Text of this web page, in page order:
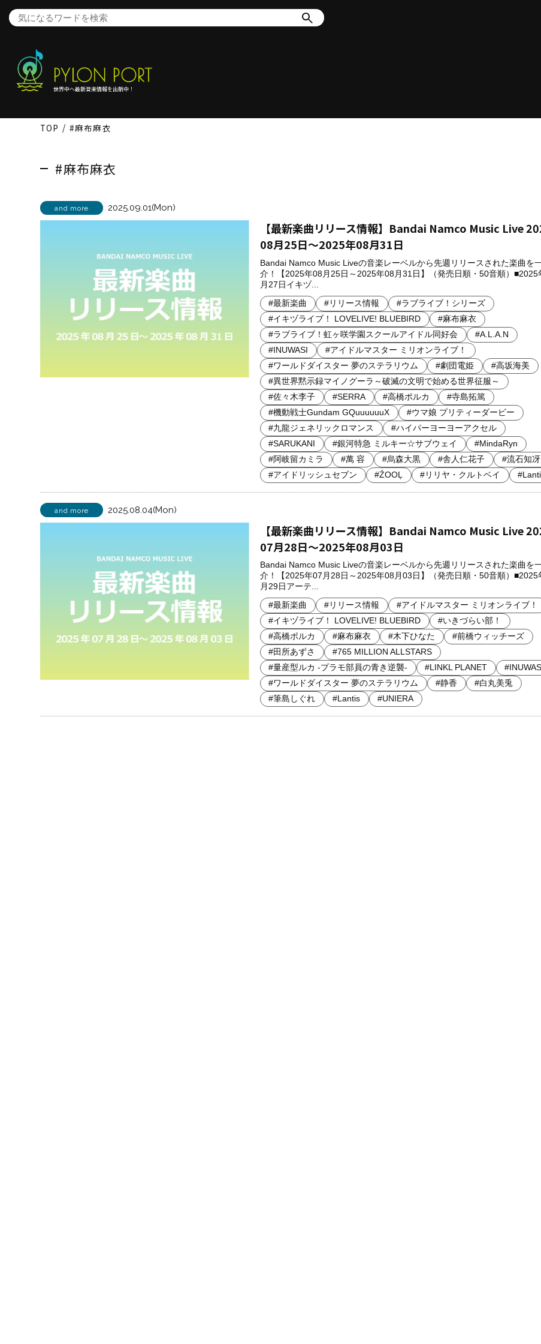
世界中へ最新音楽情報を出航中！
TOP #麻布麻衣
#麻布麻衣
and more 2025.09.01(Mon)
【最新楽曲リリース情報】Bandai Namco Music Live
08月25日～2025年08月31日
Bandai Namco Music Liveの音楽レーベルから先週リリースされた楽曲を
介！【2025年08月25日～2025年08月31日】（発売日順・50音順）■2025
月27日イキヅ...
#最新楽曲 #リリース情報
#ラブライブ！シリーズ
#イキヅライブ！ LOVELIVE! BLUEBIRD
#麻布麻衣
#ラブライブ！虹ヶ咲学園スクールアイドル同好会
#A.L.A.N
#INUWASI
#アイドルマスター ミリオンライブ！
#ワールドダイスター 夢のステラリウム
#劇団電姫
#高坂海美
#異世界黙示録マイノグーラ～破滅の文明で始める世界征服～
#佐々木李子
#SERRA #高橋ポルカ
#寺島拓篤
#機動戦士Gundam GQuuuuuuX
#ウマ娘 プリティーダービー
#九龍ジェネリックロマンス
#ハイパーヨーヨーアクセル
#SARUKANI
#銀河特急 ミルキー☆サブウェイ
#MindaRyn
#阿岐留カミラ
#萬 容 #烏森大黒 #舎人仁花子
#流石知冴
#アイドリッシュセブン
#ŹOOĻ #リリヤ・クルトベイ
and more 2025.08.04(Mon)
【最新楽曲リリース情報】Bandai Namco Music Live
07月28日～2025年08月03日
Bandai Namco Music Liveの音楽レーベルから先週リリースされた楽曲を
介！【2025年07月28日～2025年08月03日】（発売日順・50音順）■2025
月29日アーテ...
#最新楽曲 #リリース情報
#アイドルマスター ミリオンライブ！
#イキヅライブ！ LOVELIVE! BLUEBIRD
#いきづらい部！
#高橋ポルカ
#麻布麻衣 #木下ひなた
#前橋ウィッチーズ
#田所あずさ
#765 MILLION ALLSTARS
#量産型ルカ -プラモ部員の青き逆襲-
#LINKL PLANET
#INUWASI
#ワールドダイスター 夢のステラリウム
#静香
#白丸美兎
#筆島しぐれ
#Lantis #UNIERA